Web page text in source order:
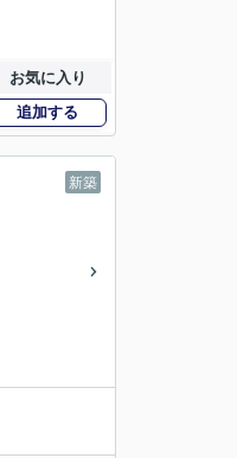
お気に入り
追加する
新築